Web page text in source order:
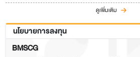
ดูเพิ่มเติม
นโยบายการลงทุน
BMSCG